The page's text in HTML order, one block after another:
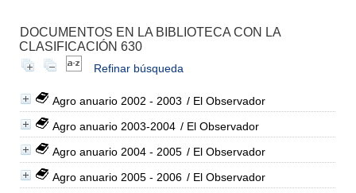
DOCUMENTOS EN LA BIBLIOTECA CON LA
CLASIFICACIÓN 630
Refinar búsqueda
Agro anuario 2002 - 2003 / El Observador
Agro anuario 2003-2004 / El Observador
Agro anuario 2004 - 2005 / El Observador
Agro anuario 2005 - 2006 / El Observador